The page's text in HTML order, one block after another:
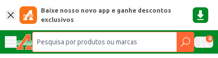
Baixe nosso novo app e ganhe descontos
exclusivos
0